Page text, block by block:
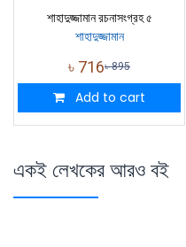
শাহাদুজ্জামান রচনাসংগ্রহ ৫
শাহাদুজ্জামান
৳ 716৳895
Add to cart
একই লেখকের আরও বই